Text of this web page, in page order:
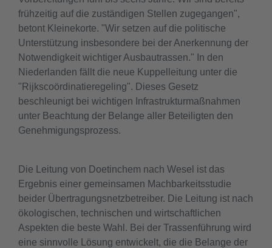
frühzeitig auf die zuständigen Stellen zugegangen",
betont Kleinekorte. "Wir setzen auf die politische
Unterstützung insbesondere bei der Anerkennung der
Notwendigkeit wichtiger Ausbautrassen." In den
Niederlanden fällt die neue Kuppelleitung unter die
"Rijkscoördinatieregeling". Dieses Gesetz
beschleunigt bei wichtigen Infrastrukturmaßnahmen
unter Beachtung der Belange aller Beteiligten den
Genehmigungsprozess.
Die Leitung von Doetinchem nach Wesel ist das
Ergebnis einer gemeinsamen Machbarkeitsstudie
beider Übertragungsnetzbetreiber. Die Leitung ist nach
ökologischen, technischen und wirtschaftlichen
Aspekten die beste Wahl. Bei der Trassenführung wird
eine sinnvolle Lösung entwickelt, die die Belange der